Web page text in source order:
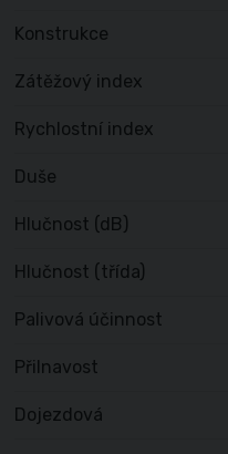
Konstrukce
Zátěžový index
Rychlostní index
Duše
Hlučnost (dB)
Hlučnost (třída)
Palivová účinnost
Přilnavost
Dojezdová